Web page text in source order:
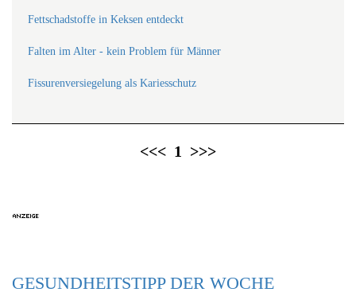
Fettschadstoffe in Keksen entdeckt
Falten im Alter - kein Problem für Männer
Fissurenversiegelung als Kariesschutz
<<< 1 >>>
GESUNDHEITSTIPP DER WOCHE